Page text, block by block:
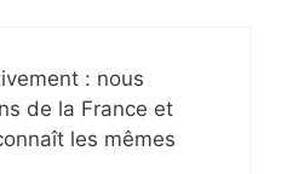
: nous
de la France et
les mêmes